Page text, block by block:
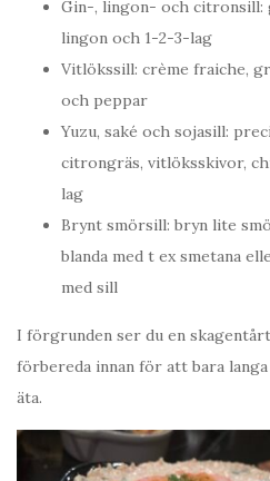
Gin-, lingon- och citronsill:
lingon och 1-2-3-lag
Vitlökssill: crème fraiche,
och peppar
Yuzu, saké och sojasill:
citrongräs, vitlöksskivor,
lag
Brynt smörsill: bryn lite
blanda med t ex smetana
med sill
I förgrunden ser du en
förbereda innan för att bara
äta.